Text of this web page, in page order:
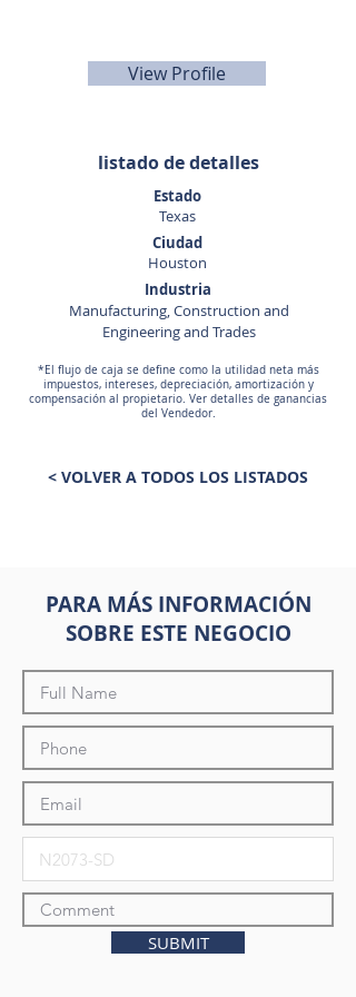
View Profile
listado de detalles
Estado
Texas
Ciudad
Houston
Industria
Manufacturing, Construction and
Engineering and Trades
*El flujo de caja se define como la utilidad neta más
impuestos, intereses, depreciación, amortización y
compensación al propietario. Ver detalles de ganancias
del Vendedor.
< VOLVER A TODOS LOS LISTADOS
PARA MÁS INFORMACIÓN
SOBRE ESTE NEGOCIO
SUBMIT